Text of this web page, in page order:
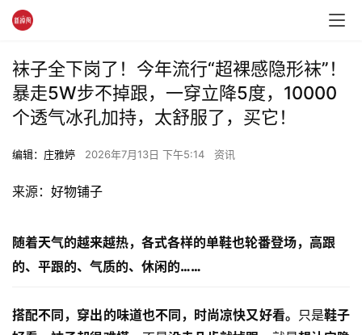
袜子全下岗了！今年流行“超裸感隐形袜”！
暴走5W步不掉跟，一穿立降5度，10000
个透气冰孔加持，太舒服了，买它！
编辑：庄雅婷 2026年7月13日 下午5:14 资讯
来源： 好物铺子
随着天气的越来越热，各式各样的单鞋也轮番登场， 高跟
的、平跟的、气质的、休闲的……
搭配不同，穿出的味道也不同，时尚凉快又好看。 只是鞋子